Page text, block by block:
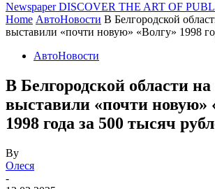
Newspaper DISCOVER THE ART OF
Home АвтоНовости В Белгородской
выставили «почти новую» «Волгу» 1998
АвтоНовости
В Белгородской области
выставили «почти новую»
1998 года за 500 тысяч
By
Олеся
-